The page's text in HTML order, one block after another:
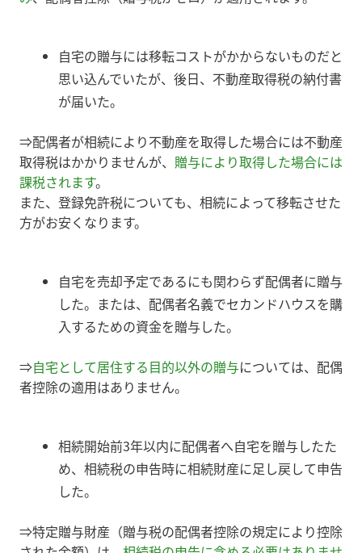
自宅の贈与には移転コストがかからないものだと
思い込んでいたが、後日、不動産取得税の納付書
が届いた。
⇒配偶者が相続により不動産を取得した場合には不動産
取得税はかかりませんが、 贈与により取得した場合には
課税されます。
また、登録免許税についても、相続によって移転させた
方がお安くなります。
自宅を売却予定であるにも関わらず配偶者に贈与
した。または、配偶者名義でセカンドハウスを購
入するための資金を贈与した。
⇒自宅として居住する目的以外の贈与については、配偶
者控除の適用はありません。
相続開始前3年以内に配偶者へ自宅を贈与したた
め、相続税の申告時に相続財産に足し戻して申告
した。
⇒特定贈与財産（贈与税の配偶者控除の規定により控除